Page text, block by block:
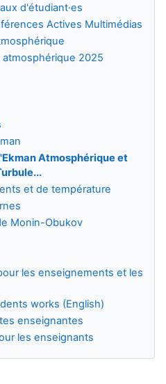
d'étudiant·es
Actives Multimédias
2025
Atmosphérique et
et de température
Monin-Obukov
les enseignements et les
works (English)
enseignantes
les enseignants